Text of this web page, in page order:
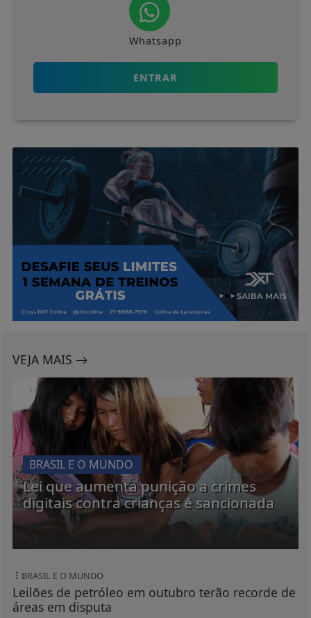
Whatsapp
ENTRAR
VEJA MAIS
BRASIL E O MUNDO
Lei que aumenta punição a crimes
digitais contra crianças é sancionada
BRASIL E O MUNDO
Leilões de petróleo em outubro terão recorde de
áreas em disputa